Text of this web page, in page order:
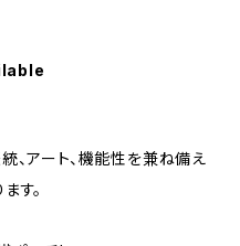
、アート、機能性を兼ね備え
す。